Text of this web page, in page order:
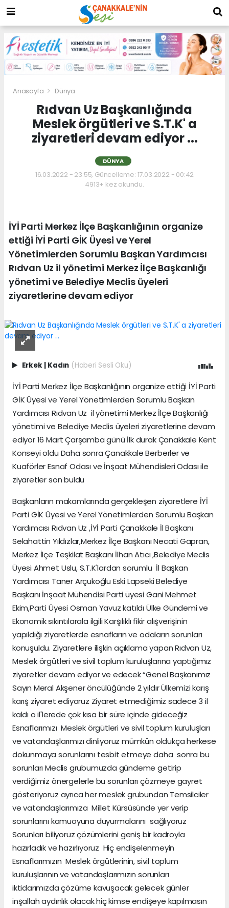
Anasayfa Dünya
Rıdvan Uz Başkanlığında
Meslek örgütleri ve S.T.K' a
ziyaretleri devam ediyor ...
DÜNYA
16.03.2022 - 23:55, Güncelleme: 17.03.2022 - 00:42
4913+ kez okundu.
İYİ Parti Merkez İlçe Başkanlığının organize
ettiği İYİ Parti GİK Üyesi ve Yerel
Yönetimlerden Sorumlu Başkan Yardımcısı
Rıdvan Uz il yönetimi Merkez İlçe Başkanlığı
yönetimi ve Belediye Meclis üyeleri
ziyaretlerine devam ediyor
Erkek | Kadın (Haberi Sesli Oku)
İYİ Parti Merkez İlçe Başkanlığının organize ettiği İYİ Parti
GİK Üyesi ve Yerel Yönetimlerden Sorumlu Başkan
Yardımcısı Rıdvan Uz il yönetimi Merkez İlçe Başkanlığı
yönetimi ve Belediye Meclis üyeleri ziyaretlerine devam
ediyor 16 Mart Çarşamba günü İlk durak Çanakkale Kent
Konseyi oldu Daha sonra Çanakkale Berberler ve
Kuaförler Esnaf Odası ve İnşaat Mühendisleri Odası ile
ziyaretler son buldu
Başkanların makamlarında gerçekleşen ziyaretlere İYİ
Parti GİK Üyesi ve Yerel Yönetimlerden Sorumlu Başkan
Yardımcısı Rıdvan Uz ,İYİ Parti Çanakkale İl Başkanı
Selahattin Yıldızlar,Merkez İlçe Başkanı Necati Gapran,
Merkez İlçe Teşkilat Başkanı İlhan Atıcı ,Belediye Meclis
Üyesi Ahmet Uslu, S.T.K'lardan sorumlu İl Başkan
Yardımcısı Taner Arçukoğlu Eski Lapseki Belediye
Başkanı İnşaat Mühendisi Parti üyesi Gani Mehmet
Ekim,Parti Üyesi Osman Yavuz katıldı Ülke Gündemi ve
Ekonomik sıkıntılarala ilgili Karşılıklı fikir alışverişinin
yapıldığı ziyaretlerde esnafların ve odaların sorunları
konuşuldu. Ziyaretlere ilişkin açıklama yapan Rıdvan Uz,
Meslek örgütleri ve sivil toplum kuruluşlarına yaptığımız
ziyaretler devam ediyor ve edecek “Genel Başkanımız
Sayın Meral Akşener öncülüğünde 2 yıldır Ülkemizi karış
karış ziyaret ediyoruz Ziyaret etmediğimiz sadece 3 il
kaldı o il'lerede çok kısa bir süre içinde gideceğiz
Esnaflarımızı Meslek örgütleri ve sivil toplum kuruluşları
ve vatandaşlarımızı dinliyoruz mümkün oldukça herkese
dokunmaya sorunlarını tesbit etmeye daha sonra bu
sorunları Meclis grubumuzda gündeme getirip
verdiğimiz önergelerle bu sorunları çözmeye gayret
gösteriyoruz ayrıca her meslek grubundan Temsilciler
ve vatandaşlarımıza Millet Kürsüsünde yer verip
sorunlarını kamuoyuna duyurmalarını sağlıyoruz
Sorunları biliyoruz çözümlerini geniş bir kadroyla
hazırladık ve hazırlıyoruz Hiç endişelenmeyin
Esnaflarımızın Meslek örgütlerinin, sivil toplum
kuruluşlarının ve vatandaşlarımızın sorunları
iktidarımızda çözüme kavuşacak gelecek günler
inşallah aydınlık olacak hiç kimse endişeye kapılmasın